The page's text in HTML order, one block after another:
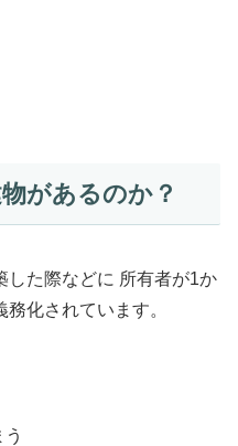
があるのか？
した際などに 所有者が1か
化されています。